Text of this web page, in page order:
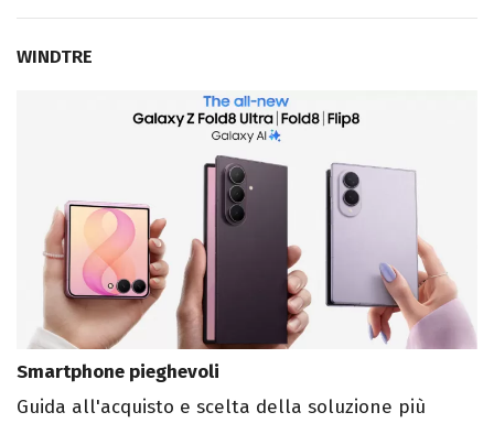
WINDTRE
Smartphone pieghevoli
Guida all'acquisto e scelta della soluzione più